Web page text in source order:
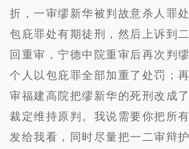
折，一审缪新华被判故意杀人罪
包庇罪处有期徒刑，然后上诉到
回重审，宁德中院重审后再次判
个人以包庇罪全部加重了处罚；
审福建高院把缪新华的死刑改成
裁定维持原判。我说需要你把所
发给我看，同时尽量把一二审辩